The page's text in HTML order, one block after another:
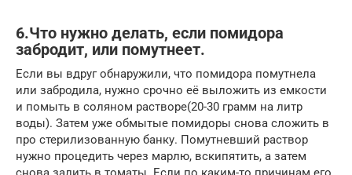
6.Что нужно делать, если помидора
забродит, или помутнеет.
Если вы вдруг обнаружили, что помидора помутнела
или забродила, нужно срочно её выложить из емкости
и помыть в соляном растворе(20-30 грамм на литр
воды). Затем уже обмытые помидоры снова сложить в
про стерилизованную банку. Помутневший раствор
нужно процедить через марлю, вскипятить, а затем